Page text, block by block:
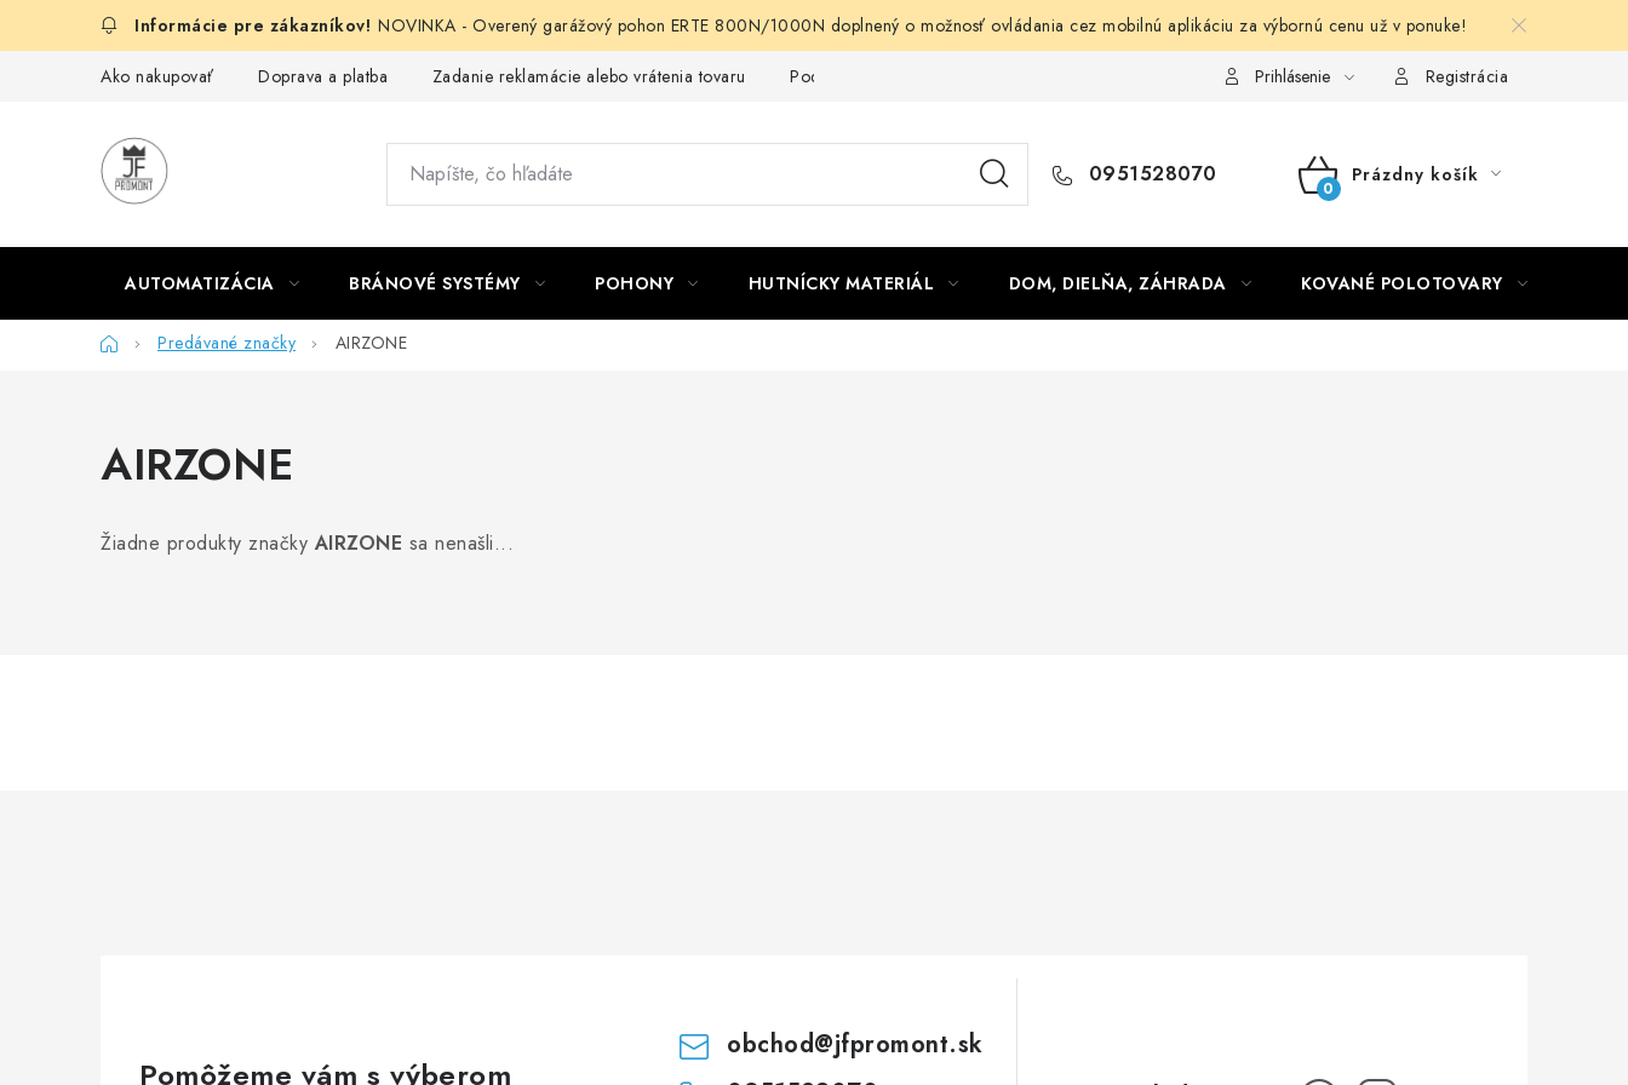
NOVINKA - Overený garážový pohon ERTE 800N/1000N doplnený o možnosť ovládania cez mobilnú aplikáciu za výbornú cenu už v ponuke!
Ako nakupovať Doprava a platba Zadanie reklamácie alebo vrátenia tovaru Podmienky ochrany osobných údajov Obchodné podmienkyPrihlásenie Registrácia
0951528070
NÁKUPNÝ
Prázdny košík
AUTOMATIZÁCIA BRÁNOVÉ SYSTÉMY POHONY HUTNÍCKY MATERIÁL DOM, DIELŇA, ZÁHRADA KOVANÉ POLOTOVARY
DomovPredávané značky AIRZONE
AIRZONE
Žiadne produkty značky AIRZONE sa nenašli...
Pomôžeme vám s výberom
obchod@jfpromont.sk